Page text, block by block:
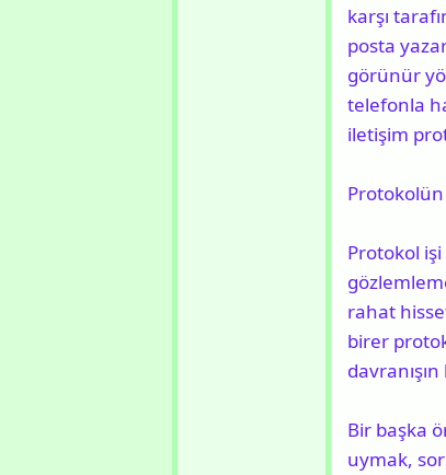
karşı
posta
görünür
telefonla
iletişim
Protokol
rahat
birer
Bir başka
uymak,